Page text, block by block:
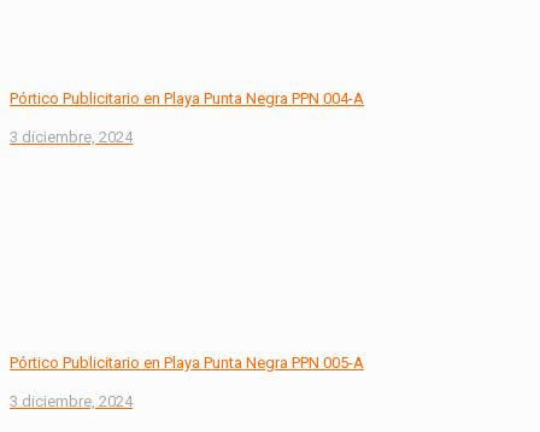
Pórtico Publicitario en Playa Punta Negra PPN 004-A
3 diciembre, 2024
Pórtico Publicitario en Playa Punta Negra PPN 005-A
3 diciembre, 2024